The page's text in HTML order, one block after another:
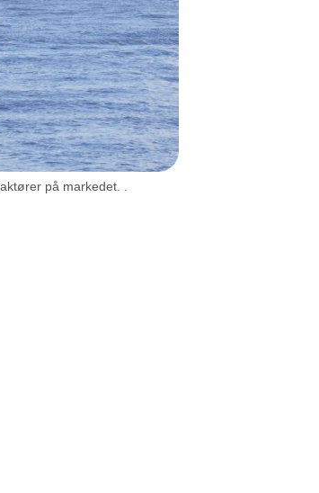
på markedet. .